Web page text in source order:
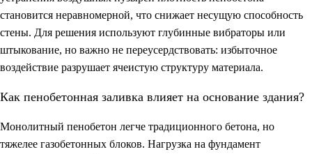
становится неравномерной, что снижает несущую способность
стены. Для решения используют глубинные вибраторы или
штыкование, но важно не переусердствовать: избыточное
воздействие разрушает ячеистую структуру материала.
Как пенобетонная заливка влияет на основание здания?
Монолитный пенобетон легче традиционного бетона, но
тяжелее газобетонных блоков. Нагрузка на фундамент